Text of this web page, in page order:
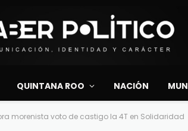
QUINTANA ROO NACIÓN
morenista voto de castigo la 4T en Solidaridad